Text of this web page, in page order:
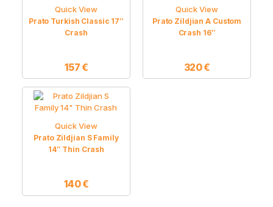
Quick View
Prato Turkish Classic 17″
Crash
157€
Quick View
Prato Zildjian A Custom
Crash 16″
320€
Quick View
Prato Zildjian S Family
14″ Thin Crash
140€